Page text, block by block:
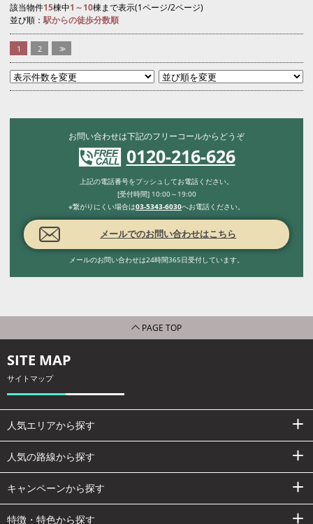
該当物件15棟中1～10棟まで表示(1ページ/2ページ)
並び順：駅からの徒歩分数順
1 2 >>
お問い合わせは下記のフリーコールからどうぞ
0120-216-626
上記の電話番号をプッシュしてお電話ください。
[受付時間] 10:00～19:00
※繋がりにくい場合は03-5343-6030へお電話ください。
メールでのお問い合わせはこちら
メールのお問い合わせは24時間365日受付しています。
PAGE TOP
SITE MAP
サイトマップ
人気エリアから探す
人気の路線から探す
キャンペーンから探す
特徴・特色から探す